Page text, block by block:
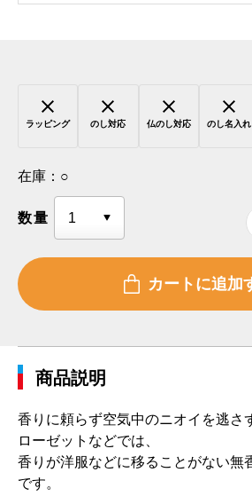
ラッピング のし対応 仏のし対応 のし名入れ
在庫： ○
数量
商品説明
香りに頼らず空気中のニオイを逃
ローゼットなどでは、
香りが洋服などに移ることがない無
です。